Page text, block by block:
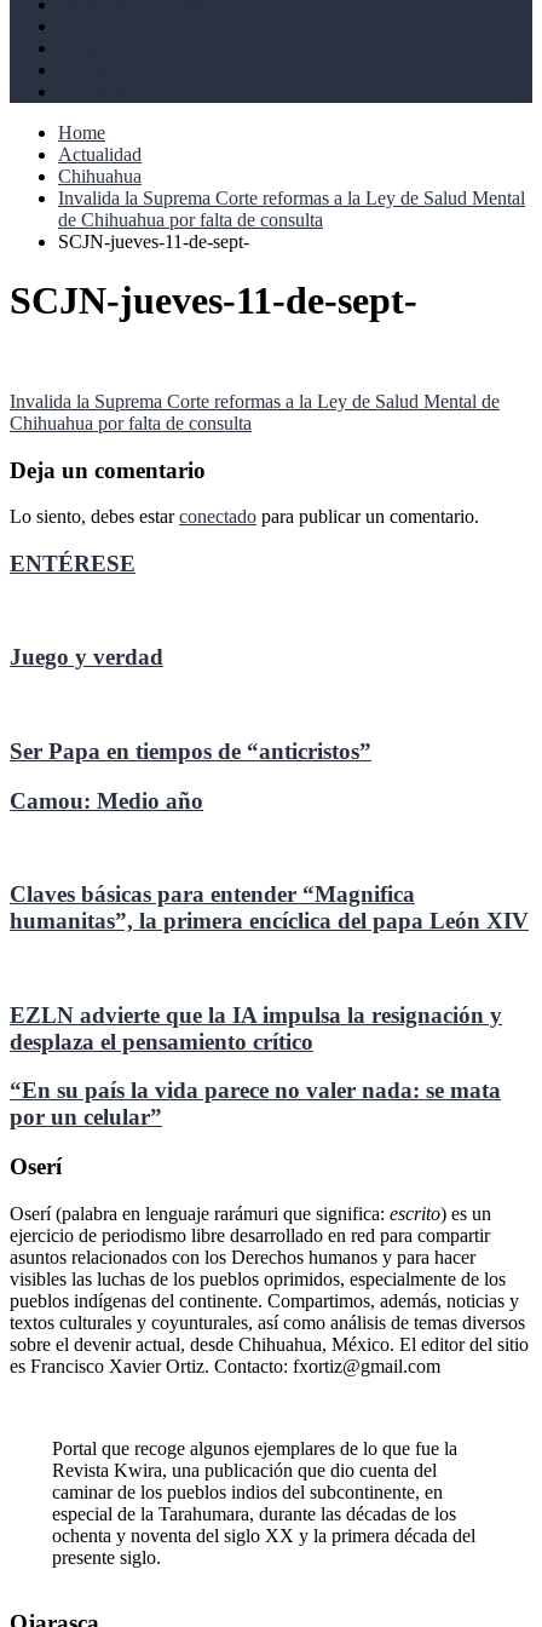
Home
Actualidad
Chihuahua
Invalida la Suprema Corte reformas a la Ley de Salud Mental
de Chihuahua por falta de consulta
SCJN-jueves-11-de-sept-
SCJN-jueves-11-de-sept-
Navegación
de
entradas
Invalida la Suprema Corte reformas a la Ley de Salud Mental de
Chihuahua por falta de consulta
Deja un comentario
Lo siento, debes estarconectado para publicar un comentario.
ENTÉRESE
Juego y verdad
Ser Papa en tiempos de “anticristos”
Camou: Medio año
Claves básicas para entender “Magnifica
humanitas”, la primera encíclica del papa León XIV
EZLN advierte que la IA impulsa la resignación y
desplaza el pensamiento crítico
“En su país la vida parece no valer nada: se mata
por un celular”
Oserí
Oserí (palabra en lenguaje rarámuri que significa: escrito) es un
ejercicio de periodismo libre desarrollado en red para compartir
asuntos relacionados con los Derechos humanos y para hacer
visibles las luchas de los pueblos oprimidos, especialmente de los
pueblos indígenas del continente. Compartimos, además, noticias y
textos culturales y coyunturales, así como análisis de temas diversos
sobre el devenir actual, desde Chihuahua, México. El editor del sitio
es Francisco Xavier Ortiz. Contacto: fxortiz@gmail.com
Portal que recoge algunos ejemplares de lo que fue la
Revista Kwira, una publicación que dio cuenta del
caminar de los pueblos indios del subcontinente, en
especial de la Tarahumara, durante las décadas de los
ochenta y noventa del siglo XX y la primera década del
presente siglo.